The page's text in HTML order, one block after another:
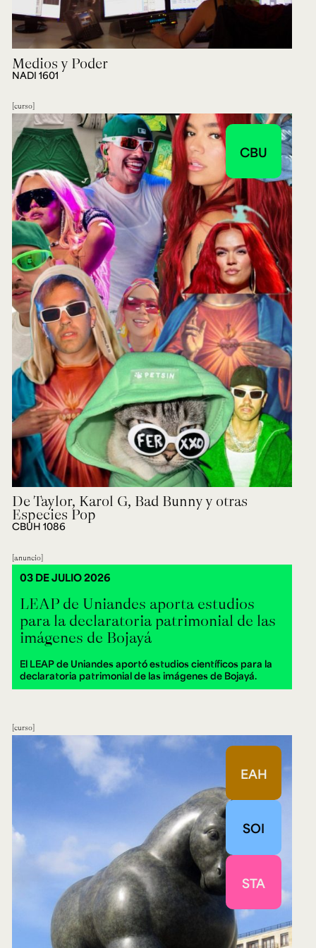
Medios y Poder
NADI 1601
curso
CBU
De Taylor, Karol G, Bad Bunny y otras
Especies Pop
CBUH 1086
anuncio
LEAP de Uniandes aporta estudios
para la declaratoria patrimonial de las
imágenes de Bojayá
El LEAP de Uniandes aportó estudios científicos para la
declaratoria patrimonial de las imágenes de Bojayá.
03 DE JULIO 2026
curso
EAH
SOI
STA